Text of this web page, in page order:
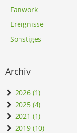
Fanwork
Ereignisse
Sonstiges
Archiv
2026 (1)
2025 (4)
2021 (1)
2019 (10)